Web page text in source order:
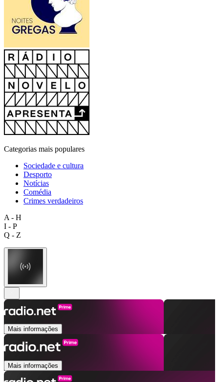
Categorias mais populares
Sociedade e cultura
Desporto
Notícias
Comédia
Crimes verdadeiros
A - H
I - P
Q - Z
Mais informações
Mais informações